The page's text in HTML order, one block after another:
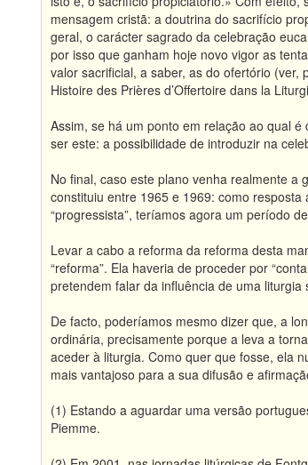
mensagem cristã: a doutrina do sacrifício
geral, o carácter sagrado da celebração
por isso que ganham hoje novo vigor as
valor sacrificial, a saber, as do ofertório
Histoire des Prières d’Offertoire dans la
Assim, se há um ponto em relação ao qual
ser este: a possibilidade de introduzir na
No final, caso este plano venha realmente
constituiu entre 1965 e 1969: como
“progressista”, teríamos agora um período
Levar a cabo a reforma da reforma desta
“reforma”. Ela haveria de proceder por
pretendem falar da influência de uma
De facto, poderíamos mesmo dizer que, a
ordinária, precisamente porque a leva a
aceder à liturgia. Como quer que fosse, ela
mais vantajoso para a sua difusão e
(1) Estando a aguardar uma versão
Piemme.